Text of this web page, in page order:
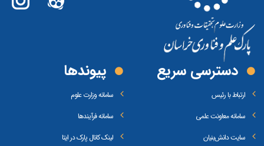
دسترسی سریع
ارتباط با رئیس
سامانه معاونت علمی
سایت دانش‌بنیان
پیوند‌ها
سامانه وزارت علوم
سامانه فرآیندها
لینک کانال پارک در ایتا